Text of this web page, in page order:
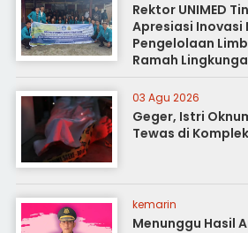
Rektor UNIMED
Apresiasi Inovasi
Pengelolaan
Ramah
03 Agu 2026
Geger, Istri
Tewas di
kemarin
Menunggu Hasil